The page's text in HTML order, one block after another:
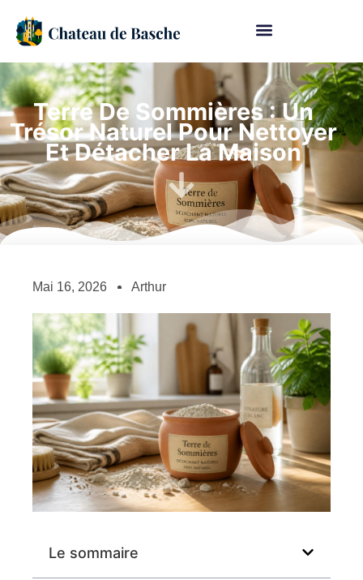
Terre De Sommières : Un
Trésor Naturel Pour Nettoyer
Et Détacher La Maison
Mai 16, 2026 Arthur
Le sommaire